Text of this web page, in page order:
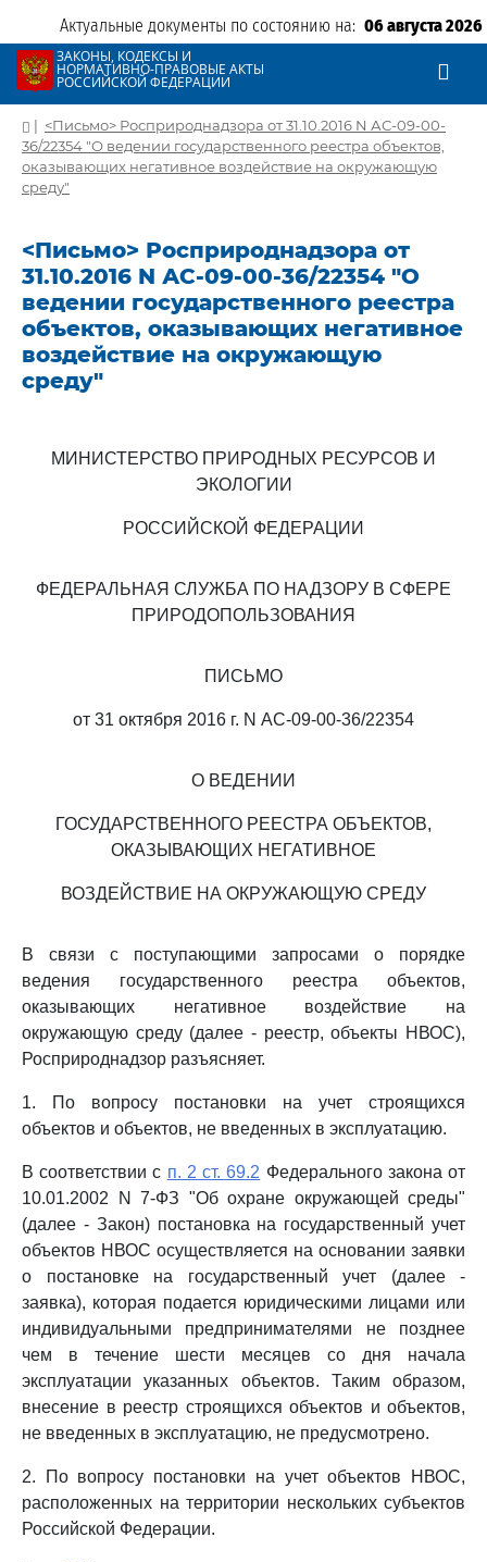
Актуальные документы по состоянию на: 06 августа 2026
ЗАКОНЫ, КОДЕКСЫ И
НОРМАТИВНО-ПРАВОВЫЕ АКТЫ
РОССИЙСКОЙ ФЕДЕРАЦИИ
| <Письмо> Росприроднадзора от 31.10.2016 N АС-09-00-
36/22354 "О ведении государственного реестра объектов,
оказывающих негативное воздействие на окружающую
среду"
<Письмо> Росприроднадзора от
31.10.2016 N АС-09-00-36/22354 "О
ведении государственного реестра
объектов, оказывающих негативное
воздействие на окружающую
среду"
МИНИСТЕРСТВО ПРИРОДНЫХ РЕСУРСОВ И
ЭКОЛОГИИ
РОССИЙСКОЙ ФЕДЕРАЦИИ
ФЕДЕРАЛЬНАЯ СЛУЖБА ПО НАДЗОРУ В СФЕРЕ
ПРИРОДОПОЛЬЗОВАНИЯ
ПИСЬМО
от 31 октября 2016 г. N АС-09-00-36/22354
О ВЕДЕНИИ
ГОСУДАРСТВЕННОГО РЕЕСТРА ОБЪЕКТОВ,
ОКАЗЫВАЮЩИХ НЕГАТИВНОЕ
ВОЗДЕЙСТВИЕ НА ОКРУЖАЮЩУЮ СРЕДУ
В связи с поступающими запросами о порядке
ведения государственного реестра объектов,
оказывающих негативное воздействие на
окружающую среду (далее - реестр, объекты НВОС),
Росприроднадзор разъясняет.
1. По вопросу постановки на учет строящихся
объектов и объектов, не введенных в эксплуатацию.
В соответствии с п. 2 ст. 69.2 Федерального закона от
10.01.2002 N 7-ФЗ "Об охране окружающей среды"
(далее - Закон) постановка на государственный учет
объектов НВОС осуществляется на основании заявки
о постановке на государственный учет (далее -
заявка), которая подается юридическими лицами или
индивидуальными предпринимателями не позднее
чем в течение шести месяцев со дня начала
эксплуатации указанных объектов. Таким образом,
внесение в реестр строящихся объектов и объектов,
не введенных в эксплуатацию, не предусмотрено.
2. По вопросу постановки на учет объектов НВОС,
расположенных на территории нескольких субъектов
Российской Федерации.